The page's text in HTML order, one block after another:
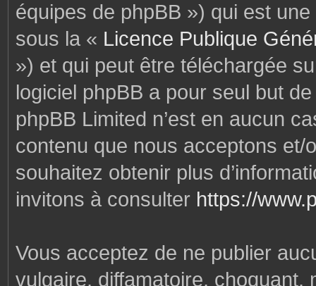
équipes de phpBB ») qui est
sous la « Licence Publique
») et qui peut être téléchargée
logiciel phpBB a pour seul but
phpBB Limited n’est en aucun
contenu que nous acceptons et/
souhaitez obtenir plus
invitons à consulter https://
Vous acceptez de ne publier
vulgaire, diffamatoire, choquant,